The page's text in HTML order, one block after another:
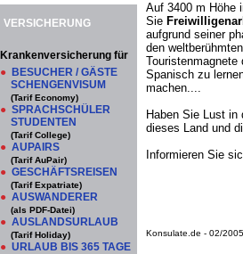
VERSICHERUNG
Krankenversicherung für
● BESUCHER / GÄSTE
SCHENGENVISUM
(Tarif Economy)
● SPRACHSCHÜLER
STUDENTEN
(Tarif College)
● AUPAIRS
(Tarif AuPair)
● GESCHÄFTSREISEN
(Tarif Expatriate)
● AUSWANDERER
(als PDF-Datei)
● AUSLANDSURLAUB
(Tarif Holiday)
● URLAUB BIS 365 TAGE
Auf 3400 m Höhe
Sie
aufgrund seiner
den
Spanisch zu
machen....
Haben Sie Lust
dieses Land und
Informieren Sie
Konsulate.de - 02/